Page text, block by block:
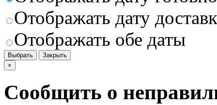
Отображать дату
Отображать обе даты
Выбрать
Закрыть
×
Сообщить о